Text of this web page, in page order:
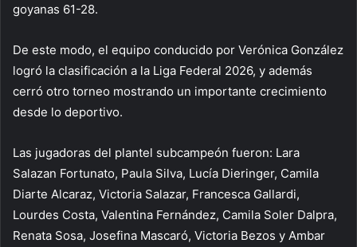
goyanas 61-28.
De este modo, el equipo conducido por Verónica González
logró la clasificación a la Liga Federal 2026, y además
cerró otro torneo mostrando un importante crecimiento
desde lo deportivo.
Las jugadoras del plantel subcampeón fueron: Lara
Salazan Fortunato, Paula Silva, Lucía Dieringer, Camila
Diarte Alcaraz, Victoria Salazar, Francesca Gallardi,
Lourdes Costa, Valentina Fernández, Camila Soler Dalpra,
Renata Sosa, Josefina Mascaró, Victoria Bezos y Ambar